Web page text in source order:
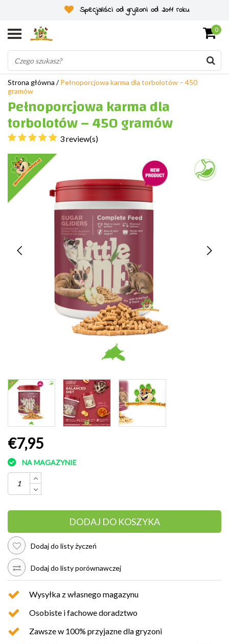
Specjaliści od gryzoni od 2011 roku
0
Strona główna /Pełnoporcjowa karma dla torbolotów – 450
gramów
Pełnoporcjowa karma dla
torbolotów – 450 gramów
3 review(s)
€7,95
NA MAGAZYNIE
DODAJ DO KOSZYKA
Dodaj do listy życzeń
Dodaj do listy porównawczej
Wysyłka z własnego magazynu
Osobiste i fachowe doradztwo
Zawsze w 100% przyjazne dla gryzoni